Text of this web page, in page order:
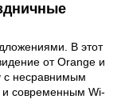
В этот
от Orange и
с несравнимым
и современным Wi-